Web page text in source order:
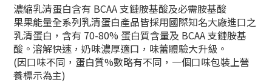
濃縮乳清蛋白含有 BCAA 支鏈胺基酸及必需胺基酸
果果能量全系列乳清蛋白產品皆採用國際知名大廠進口之
乳清蛋白，含有 70-80% 蛋白質含量及 BCAA 支鏈胺基
酸。溶解快速，奶味濃厚適口，味蕾體驗大升級。
(因口味不同，蛋白質%數略有不同，一個口味包裝上營
養標示為主)